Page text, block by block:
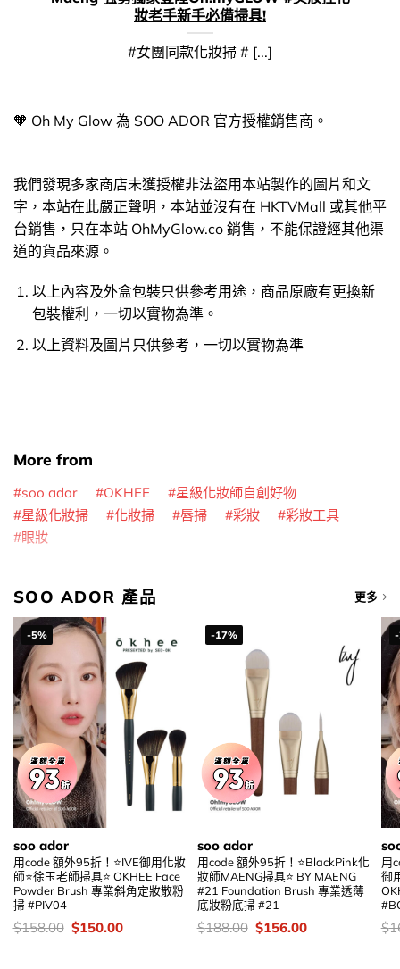
妝老手新手必備掃具!
#女團同款化妝掃 # [...]
🧡 Oh My Glow 為 SOO ADOR 官方授權銷售商。
我們發現多家商店未獲授權非法盜用本站製作的圖片和文
字，本站在此嚴正聲明，本站並沒有在 HKTVMall 或其他平
台銷售，只在本站 OhMyGlow.co 銷售，不能保證經其他渠
道的貨品來源。
以上內容及外盒包裝只供參考用途，商品原廠有更換新
包裝權利，一切以實物為準。
以上資料及圖片只供參考，一切以實物為準
More from
soo ador OKHEE
星級化妝師自創好物
星級化妝掃
化妝掃 唇掃 彩妝
彩妝工具
眼妝
SOO ADOR 產品 更多
-5%
soo ador
用code 額外95折！⭐IVE御用化妝
師⭐徐玉老師掃具⭐ OKHEE Face
Powder Brush 專業斜角定妝散粉
掃 #PIV04
價
$158.00 Original
$150.00Current
-17%
soo ador
用code 額外95折！⭐BlackPink化
妝師MAENG掃具⭐ BY MAENG
#21 Foundation Brush 專業透薄
底妝粉底掃 #21
價
$188.00 Original
$156.00Current
用
御
價
$